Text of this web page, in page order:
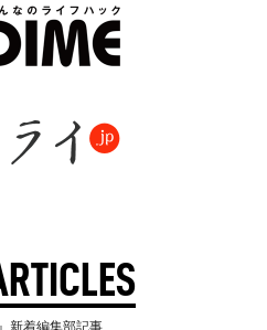
新着編集部記事